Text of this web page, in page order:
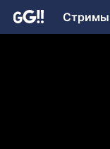
Стримы